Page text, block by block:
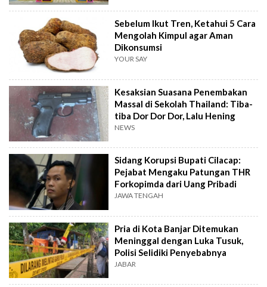
Sebelum Ikut Tren, Ketahui 5 Cara
Mengolah Kimpul agar Aman
Dikonsumsi
YOUR SAY
Kesaksian Suasana Penembakan
Massal di Sekolah Thailand: Tiba-
tiba Dor Dor Dor, Lalu Hening
NEWS
Sidang Korupsi Bupati Cilacap:
Pejabat Mengaku Patungan THR
Forkopimda dari Uang Pribadi
JAWA TENGAH
Pria di Kota Banjar Ditemukan
Meninggal dengan Luka Tusuk,
Polisi Selidiki Penyebabnya
JABAR